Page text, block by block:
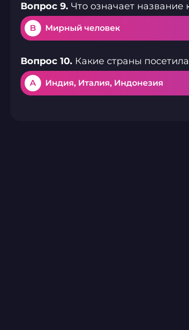
Вопрос 9. Что означает
B Мирный человек
Вопрос 10. Какие страны
A Индия, Италия, Индонезия